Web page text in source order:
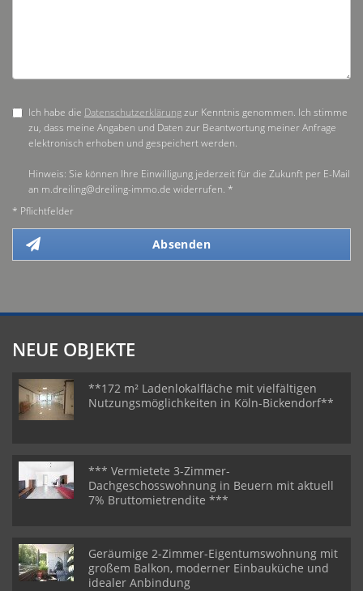
Ich habe die Datenschutzerklärungzur Kenntnis genommen. Ich stimme
zu, dass meine Angaben und Daten zur Beantwortung meiner Anfrage
elektronisch erhoben und gespeichert werden.
Hinweis: Sie können Ihre Einwilligung jederzeit für die Zukunft per E-Mail
an m.dreiling@dreiling-immo.de widerrufen. *
* Pflichtfelder
Absenden
NEUE OBJEKTE
**172 m² Ladenlokalfläche mit vielfältigen
Nutzungsmöglichkeiten in Köln-Bickendorf**
*** Vermietete 3-Zimmer-
Dachgeschosswohnung in Beuern mit aktuell
7% Bruttomietrendite ***
Geräumige 2-Zimmer-Eigentumswohnung mit
großem Balkon, moderner Einbauküche und
idealer Anbindung